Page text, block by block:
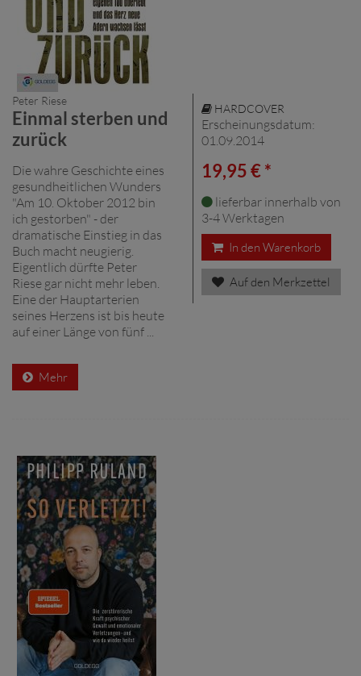
Peter Riese
Einmal sterben und
zurück
Die wahre Geschichte eines
gesundheitlichen Wunders
"Am 10. Oktober 2012 bin
ich gestorben" - der
dramatische Einstieg in das
Buch macht neugierig.
Eigentlich dürfte Peter
Riese gar nicht mehr leben.
Eine der Hauptarterien
seines Herzens ist bis heute
auf einer Länge von fünf ...
Mehr
HARDCOVER
Erscheinungsdatum:
01.09.2014
19,95 € *
lieferbar innerhalb von
3-4 Werktagen
In den Warenkorb
Auf den Merkzettel